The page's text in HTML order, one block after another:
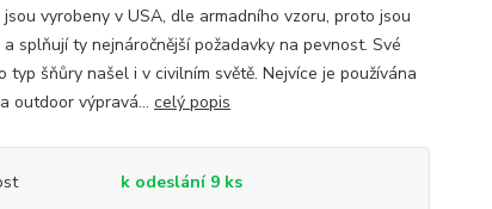
vyrobeny v USA, dle armadního vzoru, proto jsou
splňují ty nejnáročnější požadavky na pevnost. Své
typ šňůry našel i v civilním světě. Nejvíce je používána
outdoor výpravá... celý popis
k odeslání 9 ks